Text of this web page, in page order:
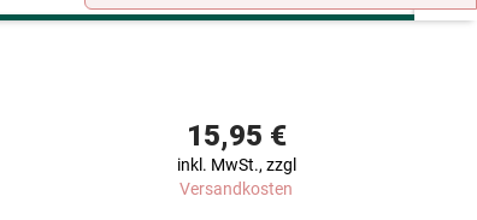
15,95 €
inkl. MwSt., zzgl
Versandkosten